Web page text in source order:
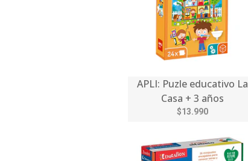
APLI: Puzle educativo La
Casa + 3 años
$13.990